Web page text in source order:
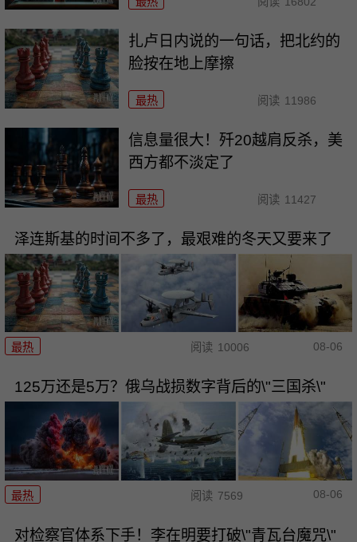
扎卢日内说的一句话，把北约的
脸按在地上摩擦
最热 阅读 11986
信息量很大！歼20越肩反杀，美
西方都不淡定了
最热 阅读 11427
泽连斯基的时间不多了，最艰难的冬天又要来了
最热 阅读 10006 08-06
125万还是5万？俄乌战损数字背后的\"三国杀\"
最热 阅读 7569 08-06
对检察官体系下手！李在明要打破\"青瓦台魔咒\"